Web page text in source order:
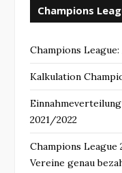
Champions
Champions
Kalkulation
2021/2022
Champions League
Vereine genau